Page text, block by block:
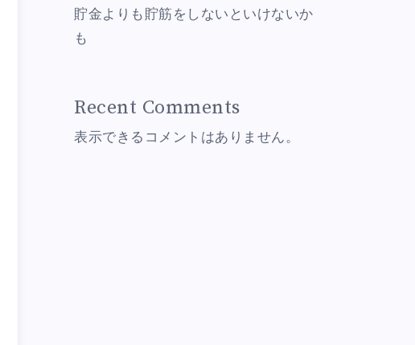
貯金よりも貯筋をしないといけないか
も
Recent Comments
表示できるコメントはありません。